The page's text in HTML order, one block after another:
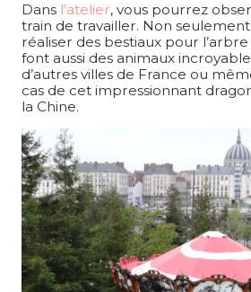
Dans l’atelier, vous pourrez
train de travailler. Non
réaliser des bestiaux pour
font aussi des animaux
d’autres villes de France ou
cas de cet impressionnant
la Chine.